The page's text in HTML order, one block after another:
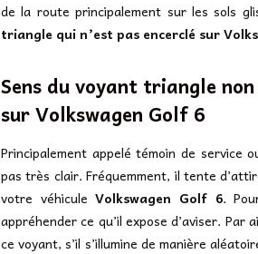
de la route principalement sur les sols
triangle qui n’est pas encerclé sur
Sens du voyant triangle
surVolkswagen Golf 6
Principalement appelé témoin de service
pas très clair. Fréquemment, il tente
votre véhiculeVolkswagen Golf 6.
appréhender ce qu’il expose d’aviser.
ce voyant, s’il s’illumine de manière